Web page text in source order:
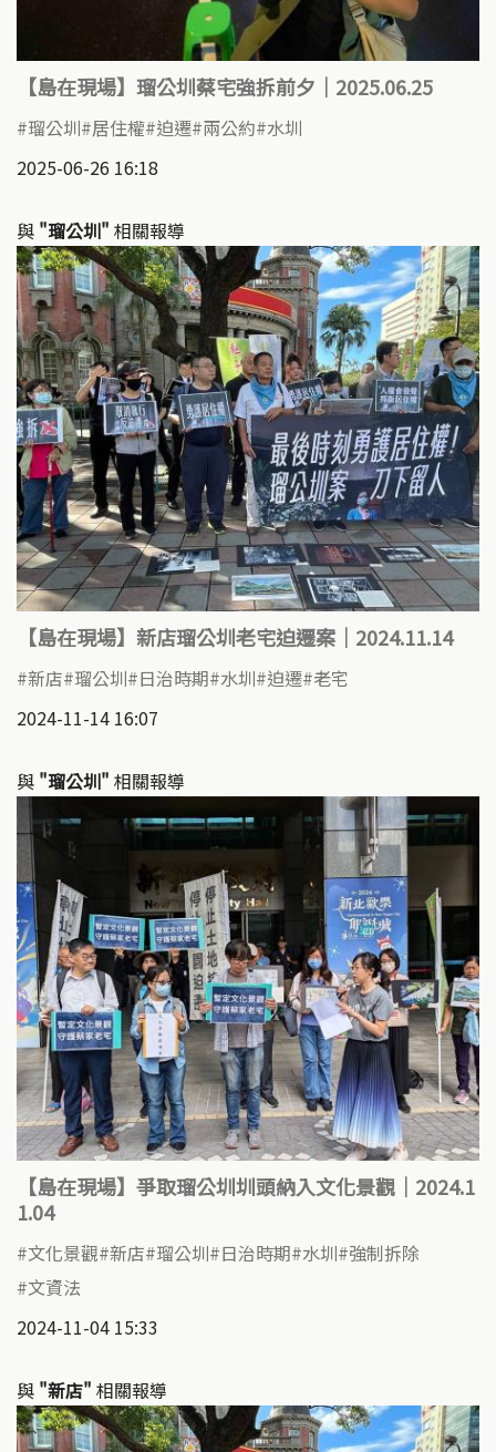
【島在現場】瑠公圳蔡宅強拆前夕｜2025.06.25
瑠公圳 居住權 迫遷 兩公約 水圳
2025-06-26 16:18
與 "瑠公圳" 相關報導
【島在現場】新店瑠公圳老宅迫遷案｜2024.11.14
新店 瑠公圳 日治時期 水圳 迫遷 老宅
2024-11-14 16:07
與 "瑠公圳" 相關報導
【島在現場】爭取瑠公圳圳頭納入文化景觀｜2024.1
1.04
文化景觀 新店 瑠公圳 日治時期 水圳 強制拆除
文資法
2024-11-04 15:33
與 "新店" 相關報導